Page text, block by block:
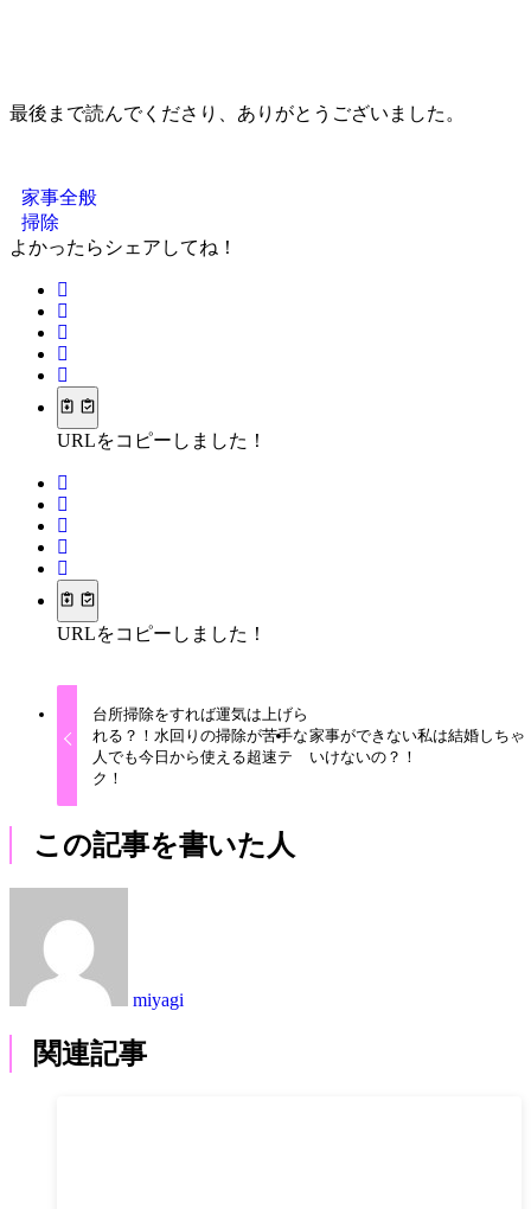
最後まで読んでくださり、ありがとうございました。
家事全般
掃除
よかったらシェアしてね！
URLをコピーしました！
URLをコピーしました！
台所掃除をすれば運気は上げら
れる？！水回りの掃除が苦手な
人でも今日から使える超速テ
ク！
家事ができない私は結婚しちゃ
いけないの？！
この記事を書いた人
miyagi
関連記事